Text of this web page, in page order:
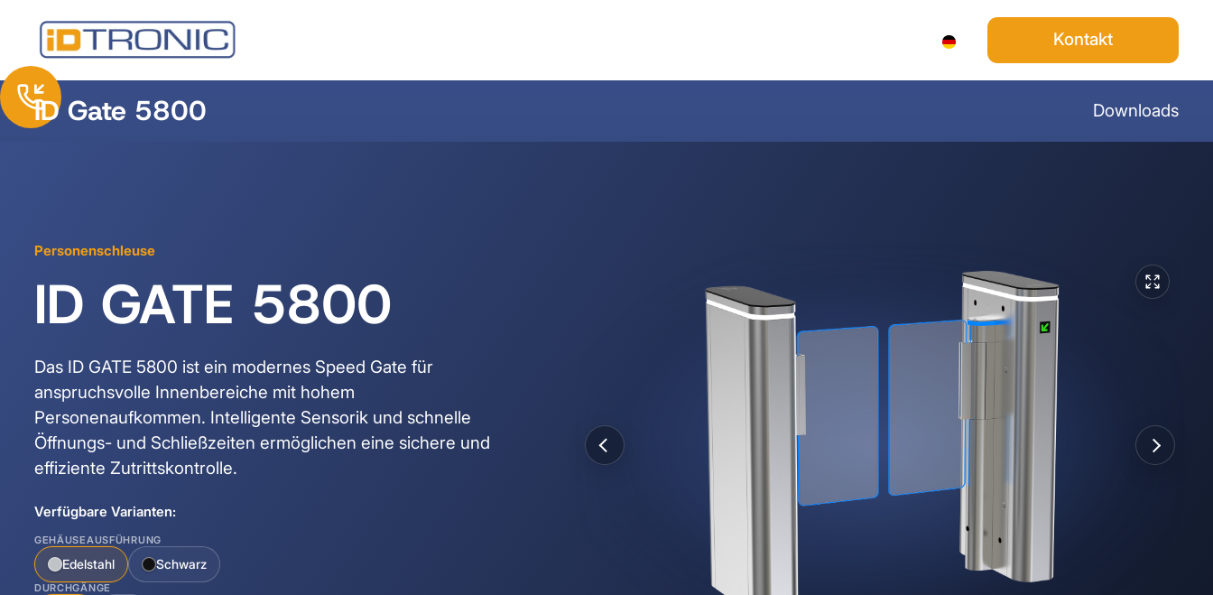
Search DE Kontakt
ID Gate 5800 Downloads
Personenschleuse
ID GATE 5800
Das ID GATE 5800 ist ein modernes Speed Gate für
anspruchsvolle Innenbereiche mit hohem
Personenaufkommen. Intelligente Sensorik und schnelle
Öffnungs- und Schließzeiten ermöglichen eine sichere und
effiziente Zutrittskontrolle.
Verfügbare Varianten:
GEHÄUSEAUSFÜHRUNG
Edelstahl Schwarz
DURCHGÄNGE